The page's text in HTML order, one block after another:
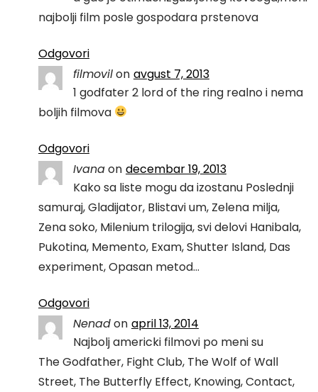
najbolji film posle gospodara prstenova
Odgovori
filmovilon avgust 7, 2013
1 godfater 2 lord of the ring realno i nema
boljih filmova
Odgovori
Ivanaon decembar 19, 2013
Kako sa liste mogu da izostanu Poslednji
samuraj, Gladijator, Blistavi um, Zelena milja,
Zena soko, Milenium trilogija, svi delovi Hanibala,
Pukotina, Memento, Exam, Shutter Island, Das
experiment, Opasan metod…
Odgovori
Nenadon april 13, 2014
Najbolj americki filmovi po meni su
The Godfather, Fight Club, The Wolf of Wall
Street, The Butterfly Effect, Knowing, Contact,